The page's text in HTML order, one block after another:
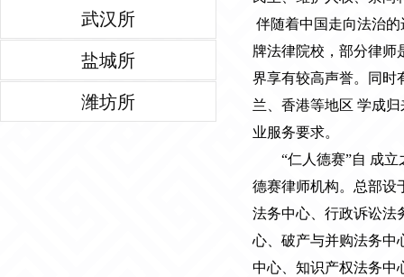
武汉所
盐城所
潍坊所
伴随着中国走向法治
牌法律院校，部分律师
界享有较高声誉。同时
兰、香港等地区 学成
业服务要求。
“仁人德赛”自 成立
德赛律师机构。总部设
法务中心、行政诉讼法
心、破产与并购法务中
中心、知识产权法务中